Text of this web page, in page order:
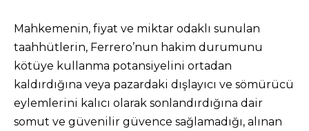
Mahkemenin, fiyat ve miktar odaklı sunulan
taahhütlerin, Ferrero’nun hakim durumunu
kötüye kullanma potansiyelini ortadan
kaldırdığına veya pazardaki dışlayıcı ve sömürücü
eylemlerini kalıcı olarak sonlandırdığına dair
somut ve güvenilir güvence sağlamadığı, alınan